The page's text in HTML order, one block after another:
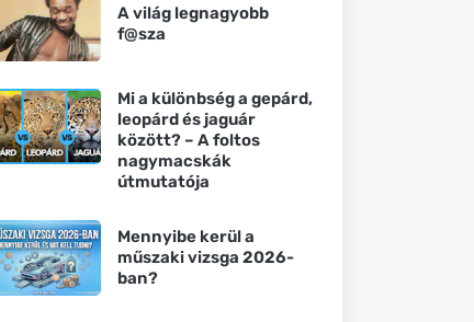
A világ legnagyobb
f@sza
Mi a különbség a gepárd,
leopárd és jaguár
között? – A foltos
nagymacskák
útmutatója
Mennyibe kerül a
műszaki vizsga 2026-
ban?